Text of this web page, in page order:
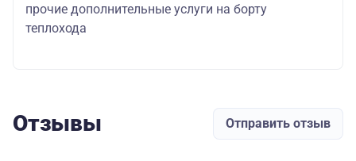
прочие дополнительные услуги на борту
теплохода
Отзывы Отправить отзыв